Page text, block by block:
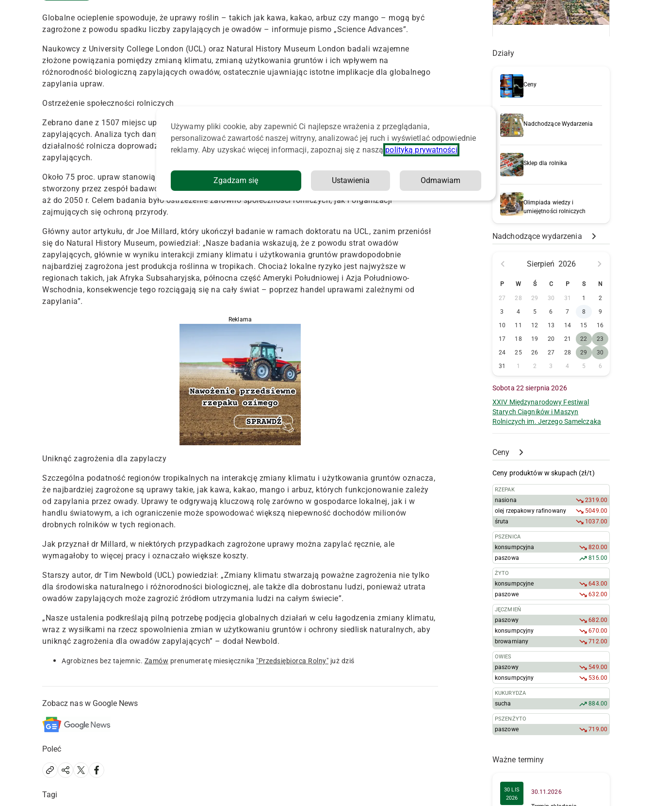
Globalne ocieplenie spowoduje, że uprawy roślin – takich jak kawa, kakao, arbuz czy mango – mogą być
zagrożone z powodu spadku liczby zapylających je owadów – informuje pismo „Science Advances”.
Naukowcy z University College London (UCL) oraz Natural History Museum London badali wzajemne
złożone powiązania pomiędzy zmianą klimatu, zmianą użytkowania gruntów i ich wpływem na
różnorodność biologiczną zapylających owadów, ostatecznie ujawniając istotne implikacje dla globalnego
zapylania upraw.
Ostrzeżenie społeczności rolniczych
Zebrano dane z 1507 miejsc uprawy roślin na całym świecie i skatalogowano 3080 gatunków owadów
zapylających. Analiza tych danych ujawniła niepokojący trend – połączone czynniki zmiany klimatu i
działalność rolnicza doprowadziły do znacznego spadku zarówno liczebności, jak i różnorodności owadów
zapylających.
Około 75 proc. upraw stanowią rośliny, które w pewnym stopniu zależą od zapylania przez zwierzęta. Model
stworzony przez zespół badawczy sprawdzał, które uprawy zależne od zapylania były najbardziej zagrożone
aż do 2050 r. Celem badania było ostrzeżenie zarówno społeczności rolniczych, jak i organizacji
zajmujących się ochroną przyrody.
Główny autor artykułu, dr Joe Millard, który ukończył badanie w ramach doktoratu na UCL, zanim przeniósł
się do Natural History Museum, powiedział: „Nasze badania wskazują, że z powodu strat owadów
zapylających, głównie w wyniku interakcji zmiany klimatu i użytkowania gruntów prawdopodobnie
najbardziej zagrożona jest produkcja roślinna w tropikach. Chociaż lokalne ryzyko jest najwyższe w
regionach takich, jak Afryka Subsaharyjska, północna część Ameryki Południowej i Azja Południowo-
Wschodnia, konsekwencje tego rozciągają się na cały świat – poprzez handel uprawami zależnymi od
zapylania”.
Reklama
Uniknąć zagrożenia dla zapylaczy
Szczególna podatność regionów tropikalnych na interakcję zmiany klimatu i użytkowania gruntów oznacza,
że najbardziej zagrożone są uprawy takie, jak kawa, kakao, mango i arbuz, których funkcjonowanie zależy
od zapylania przez owady. Uprawy te odgrywają kluczową rolę zarówno w gospodarce lokalnej, jak i w
handlu światowym, a ich ograniczenie może spowodować większą niepewność dochodów milionów
drobnych rolników w tych regionach.
Jak przyznał dr Millard, w niektórych przypadkach zagrożone uprawy można zapylać ręcznie, ale
wymagałoby to więcej pracy i oznaczało większe koszty.
Starszy autor, dr Tim Newbold (UCL) powiedział: „Zmiany klimatu stwarzają poważne zagrożenia nie tylko
dla środowiska naturalnego i różnorodności biologicznej, ale także dla dobrostanu ludzi, ponieważ utrata
owadów zapylających może zagrozić źródłom utrzymania ludzi na całym świecie”.
„Nasze ustalenia podkreślają pilną potrzebę podjęcia globalnych działań w celu łagodzenia zmiany klimatu,
wraz z wysiłkami na rzecz spowolnienia zmian w użytkowaniu gruntów i ochrony siedlisk naturalnych, aby
uniknąć zagrożenia dla owadów zapylających” – dodał Newbold.
Agrobiznes bez tajemnic. Zamów prenumeratę miesięcznika "Przedsiębiorca Rolny" już dziś
Zobacz nas w Google News
Poleć
Tagi
Działy
Ceny
Nadchodzące Wydarzenia
Sklep dla rolnika
Olimpiada wiedzy i
umiejętności rolniczych
Nadchodzące wydarzenia
Sierpień 2026
P W Ś C P S N
27 28 29 30 31 1
2
3
4 5 6 7 8
9
10
11 12 13 14 15
16
17
18 19 20 21 22
23
24
25 26 27 28 29
30
31
1 2 3 4 5 6
Sobota 22 sierpnia 2026
XXIV Międzynarodowy Festiwal
Starych Ciągników i Maszyn
Rolniczych im. Jerzego Samelczaka
Ceny
Ceny produktów w skupach (zł/t)
RZEPAK
nasiona
2319.00
olej rzepakowy rafinowany
5049.00
śruta
1037.00
PSZENICA
konsumpcyjna
820.00
paszowa
815.00
ŻYTO
konsumpcyjne
643.00
paszowe
632.00
JĘCZMIEŃ
paszowy
682.00
konsumpcyjny
670.00
browarniany
712.00
OWIES
paszowy
549.00
konsumpcyjny
536.00
KUKURYDZA
sucha 884.00
PSZENŻYTO
paszowe 719.00
Ważne terminy
30 LIS
2026
30.11.2026
Używamy pliki cookie, aby zapewnić Ci najlepsze wrażenia z przeglądania,
personalizować zawartość naszej witryny, analizować jej ruch i wyświetlać odpowiednie
reklamy. Aby uzyskać więcej informacji, zapoznaj się z naszą polityką prywatności
Zgadzam się Ustawienia Odmawiam